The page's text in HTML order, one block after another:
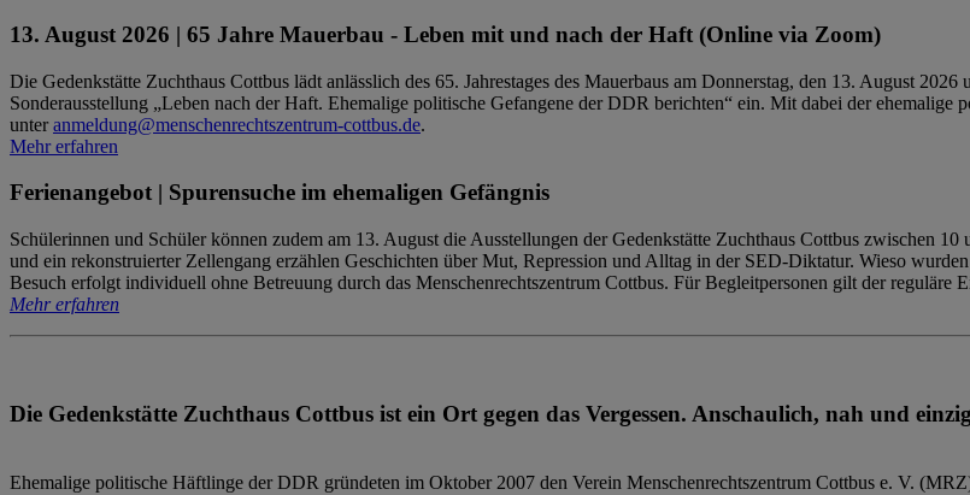
13. August 2026 | 65 Jahre Mauerbau - Leben mit und nach der Haft (Online via Zoom)
Die Gedenkstätte Zuchthaus Cottbus lädt anlässlich des 65. Jahrestages des Mauerbaus am Donnerstag, den 13. August
Sonderausstellung „Leben nach der Haft. Ehemalige politische Gefangene der DDR berichten“ ein. Mit dabei der
unteranmeldung@menschenrechtszentrum-cottbus.de.
Mehr erfahren
Ferienangebot | Spurensuche im ehemaligen Gefängnis
Schülerinnen und Schüler können zudem am 13. August die Ausstellungen der Gedenkstätte Zuchthaus Cottbus zwischen
und ein rekonstruierter Zellengang erzählen Geschichten über Mut, Repression und Alltag in der SED-Diktatur. Wieso
Besuch erfolgt individuell ohne Betreuung durch das Menschenrechtszentrum Cottbus. Für Begleitpersonen gilt der reguläre
Mehr erfahren
Die Gedenkstätte Zuchthaus Cottbus ist ein Ort gegen das Vergessen. Anschaulich, nah und
Ehemalige politische Häftlinge der DDR gründeten im Oktober 2007 den Verein Menschenrechtszentrum Cottbus e. V.